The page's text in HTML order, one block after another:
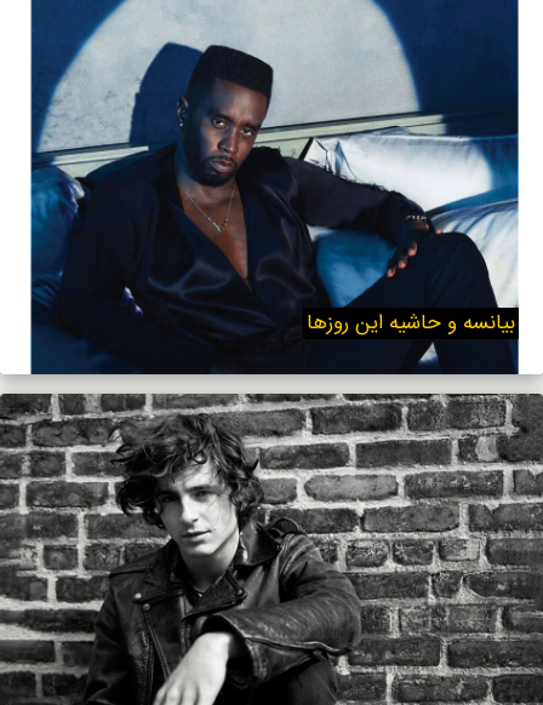
بیانسه و حاشیه‌ این روزها